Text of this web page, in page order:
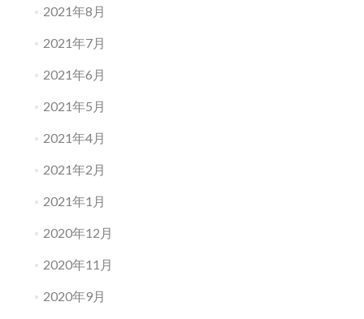
2021年8月
2021年7月
2021年6月
2021年5月
2021年4月
2021年2月
2021年1月
2020年12月
2020年11月
2020年9月